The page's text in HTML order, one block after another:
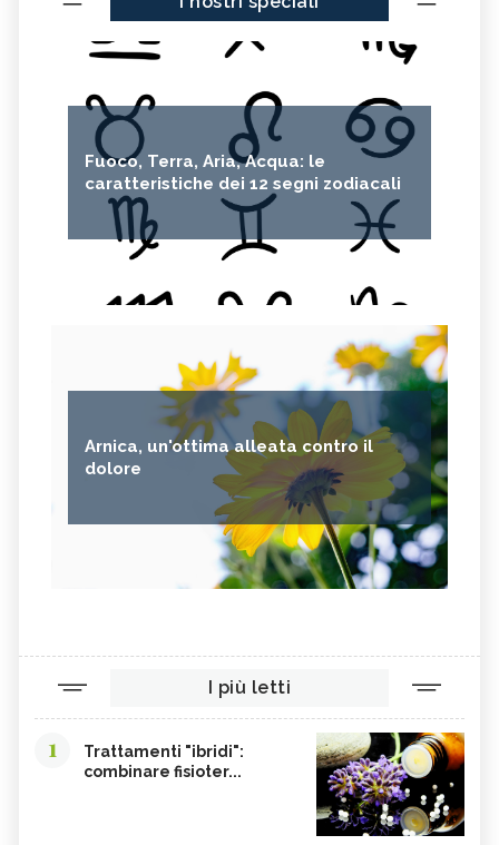
Fuoco, Terra, Aria, Acqua: le
caratteristiche dei 12 segni zodiacali
Arnica, un'ottima alleata contro il
dolore
I più letti
1
Trattamenti "ibridi":
combinare fisioter...